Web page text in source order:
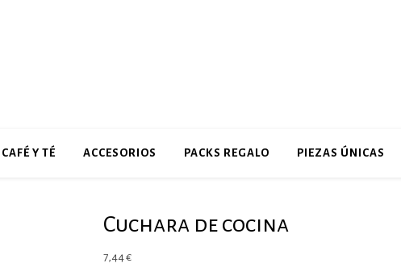
CAFÉ Y TÉ ACCESORIOS PACKS REGALO PIEZAS ÚNICAS
Cuchara de cocina
7,44€